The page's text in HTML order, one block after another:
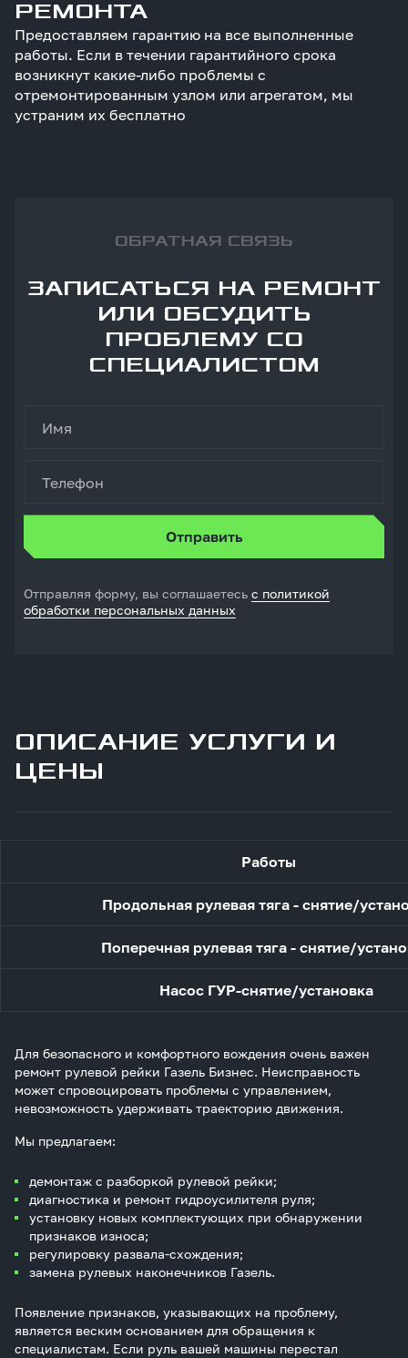
РЕМОНТА
Предоставляем гарантию на все выполненные
работы. Если в течении гарантийного срока
возникнут какие-либо проблемы с
отремонтированным узлом или агрегатом, мы
устраним их бесплатно
ОБРАТНАЯ СВЯЗЬ
ЗАПИСАТЬСЯ НА РЕМОНТ
ИЛИ ОБСУДИТЬ
ПРОБЛЕМУ СО
СПЕЦИАЛИСТОМ
Имя
Телефон
Отправляя форму, вы соглашаетесь с политикой
обработки персональных данных
ОПИСАНИЕ УСЛУГИ И
ЦЕНЫ
Работы
Продольная рулевая тяга - снятие/
Поперечная рулевая тяга - снятие/
Насос ГУР-снятие/установка
Для безопасного и комфортного вождения очень важен
ремонт рулевой рейки Газель Бизнес. Неисправность
может спровоцировать проблемы с управлением,
невозможность удерживать траекторию движения.
Мы предлагаем:
демонтаж с разборкой рулевой рейки;
диагностика и ремонт гидроусилителя руля;
установку новых комплектующих при обнаружении
признаков износа;
регулировку развала-схождения;
замена рулевых наконечников Газель.
Появление признаков, указывающих на проблему,
является веским основанием для обращения к
специалистам. Если руль вашей машины перестал